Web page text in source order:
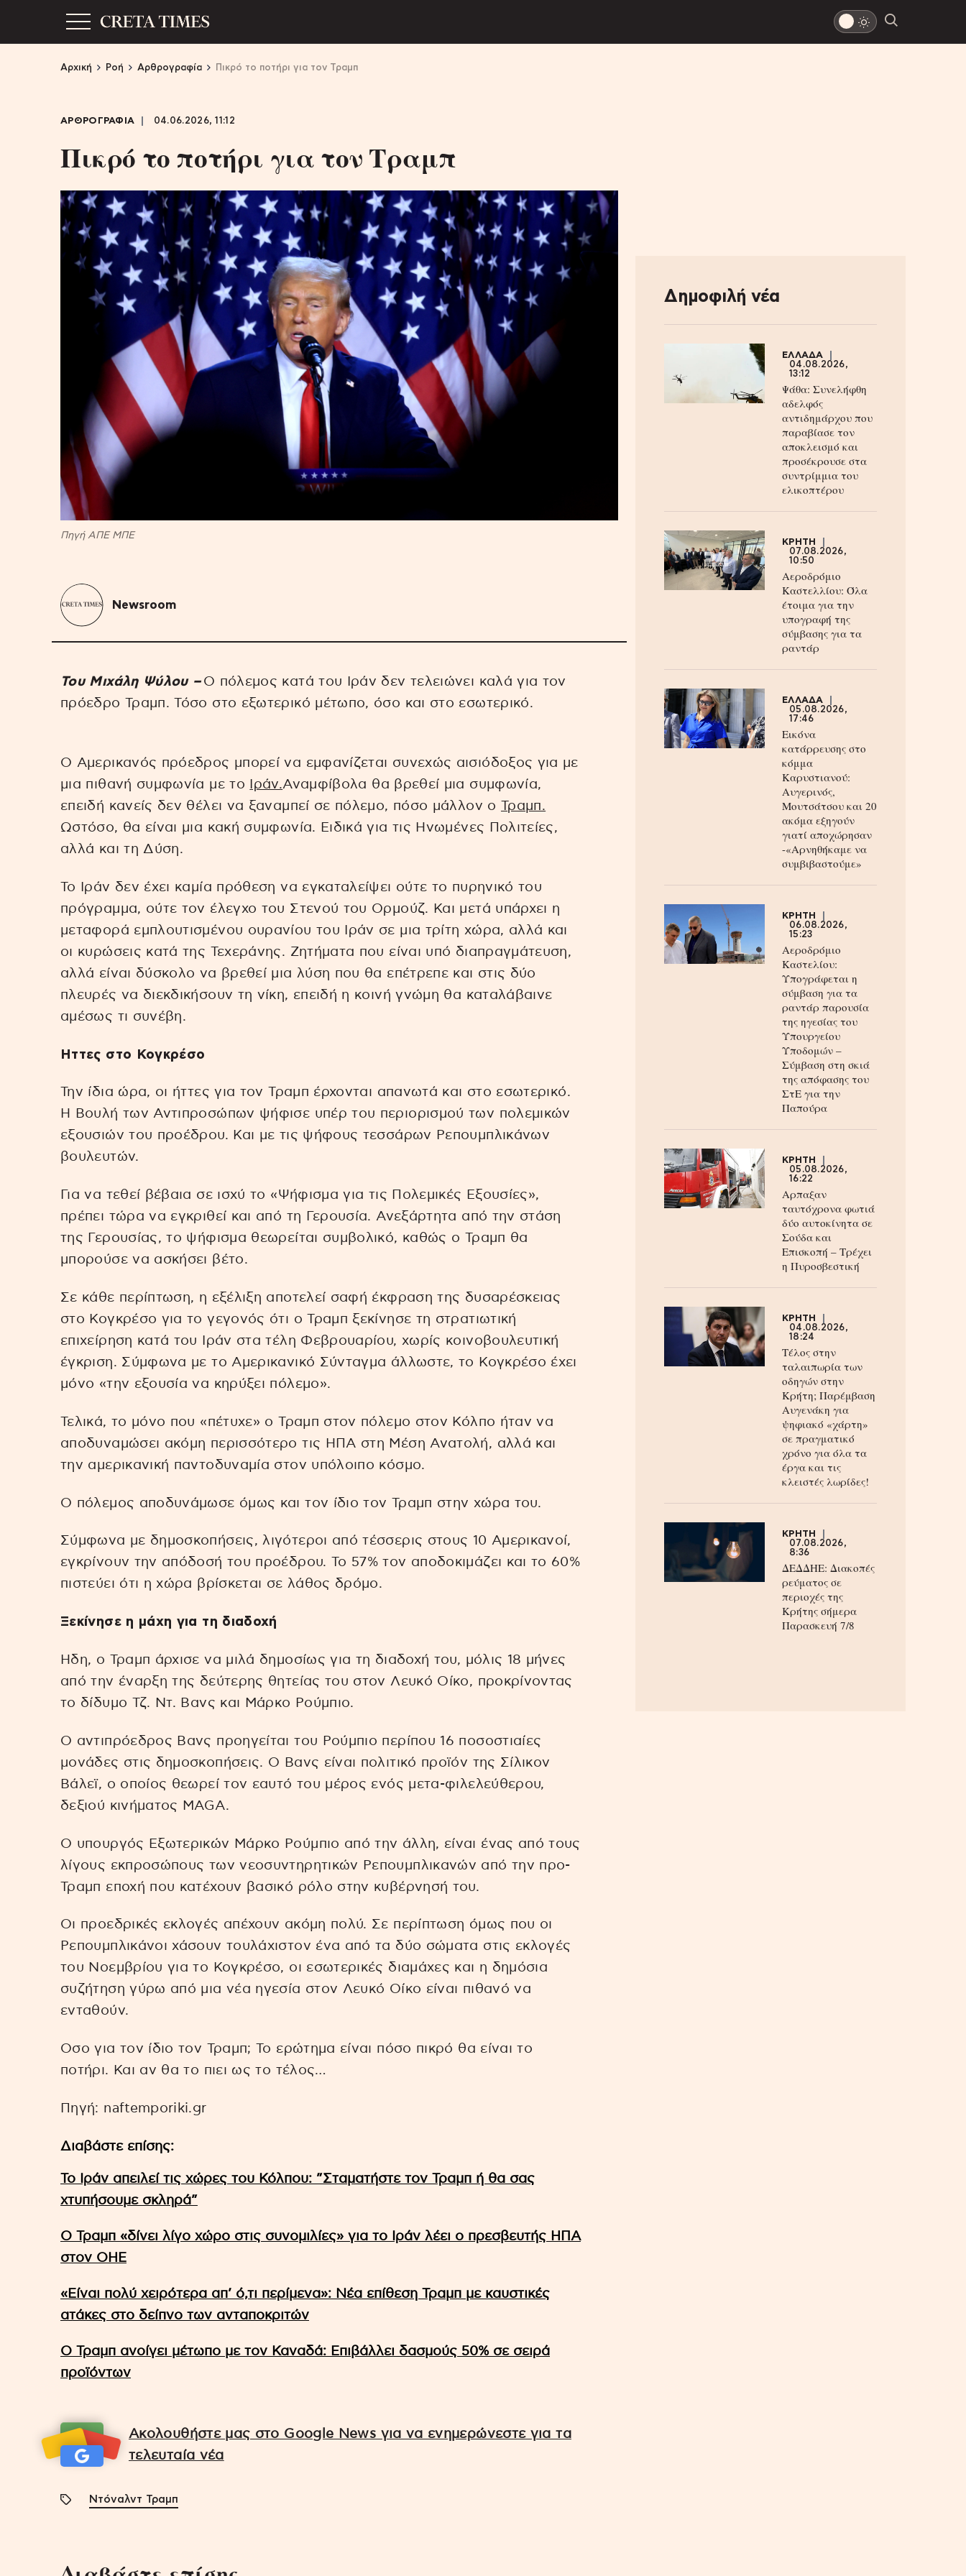
Αρχική Ροή Αρθρογραφία Πικρό το ποτήρι για τον Τραμπ
ΑΡΘΡΟΓΡΑΦΙΑ 04.06.2026, 11:12
Πικρό το ποτήρι για τον Τραμπ
Πηγή ΑΠΕ ΜΠΕ
Newsroom
Toυ Μιχάλη Ψύλου –Ο πόλεμος κατά του Ιράν δεν τελειώνει καλά για τον
πρόεδρο Τραμπ. Τόσο στο εξωτερικό μέτωπο, όσο και στο εσωτερικό.
Ο Αμερικανός πρόεδρος μπορεί να εμφανίζεται συνεχώς αισιόδοξος για με
μια πιθανή συμφωνία με το
Ιράν.Αναμφίβολα θα βρεθεί μια συμφωνία,
επειδή κανείς δεν θέλει να ξαναμπεί σε πόλεμο, πόσο μάλλον ο Τραμπ.
Ωστόσο, θα είναι μια κακή συμφωνία. Ειδικά για τις Ηνωμένες Πολιτείες,
αλλά και τη Δύση.
Το Ιράν δεν έχει καμία πρόθεση να εγκαταλείψει ούτε το πυρηνικό του
πρόγραμμα, ούτε τον έλεγχο του Στενού του Ορμούζ. Και μετά υπάρχει η
μεταφορά εμπλουτισμένου ουρανίου του Ιράν σε μια τρίτη χώρα, αλλά και
οι κυρώσεις κατά της Τεχεράνης. Ζητήματα που είναι υπό διαπραγμάτευση,
αλλά είναι δύσκολο να βρεθεί μια λύση που θα επέτρεπε και στις δύο
πλευρές να διεκδικήσουν τη νίκη, επειδή η κοινή γνώμη θα καταλάβαινε
αμέσως τι συνέβη.
Ηττες στο Κογκρέσο
Την ίδια ώρα, οι ήττες για τον Τραμπ έρχονται απανωτά και στο εσωτερικό.
Η Βουλή των Αντιπροσώπων ψήφισε υπέρ του περιορισμού των πολεμικών
εξουσιών του προέδρου. Και με τις ψήφους τεσσάρων Ρεπουμπλικάνων
βουλευτών.
Για να τεθεί βέβαια σε ισχύ το «Ψήφισμα για τις Πολεμικές Εξουσίες»,
πρέπει τώρα να εγκριθεί και από τη Γερουσία. Ανεξάρτητα από την στάση
της Γερουσίας, το ψήφισμα θεωρείται συμβολικό, καθώς ο Τραμπ θα
μπορούσε να ασκήσει βέτο.
Σε κάθε περίπτωση, η εξέλιξη αποτελεί σαφή έκφραση της δυσαρέσκειας
στο Κογκρέσο για το γεγονός ότι ο Τραμπ ξεκίνησε τη στρατιωτική
επιχείρηση κατά του Ιράν στα τέλη Φεβρουαρίου, χωρίς κοινοβουλευτική
έγκριση. Σύμφωνα με το Αμερικανικό Σύνταγμα άλλωστε, το Κογκρέσο έχει
μόνο «την εξουσία να κηρύξει πόλεμο».
Τελικά, το μόνο που «πέτυχε» ο Τραμπ στον πόλεμο στον Κόλπο ήταν να
αποδυναμώσει ακόμη περισσότερο τις ΗΠΑ στη Μέση Ανατολή, αλλά και
την αμερικανική παντοδυναμία στον υπόλοιπο κόσμο.
Ο πόλεμος αποδυνάμωσε όμως και τον ίδιο τον Τραμπ στην χώρα του.
Σύμφωνα με δημοσκοπήσεις, λιγότεροι από τέσσερις στους 10 Αμερικανοί,
εγκρίνουν την απόδοσή του προέδρου. Το 57% τον αποδοκιμάζει και το 60%
πιστεύει ότι η χώρα βρίσκεται σε λάθος δρόμο.
Ξεκίνησε η μάχη για τη διαδοχή
Ηδη, ο Τραμπ άρχισε να μιλά δημοσίως για τη διαδοχή του, μόλις 18 μήνες
από την έναρξη της δεύτερης θητείας του στον Λευκό Οίκο, προκρίνοντας
το δίδυμο Τζ. Ντ. Βανς και Μάρκο Ρούμπιο.
Ο αντιπρόεδρος Βανς προηγείται του Ρούμπιο περίπου 16 ποσοστιαίες
μονάδες στις δημοσκοπήσεις. Ο Βανς είναι πολιτικό προϊόν της Σίλικον
Βάλεϊ, ο οποίος θεωρεί τον εαυτό του μέρος ενός μετα-φιλελεύθερου,
δεξιού κινήματος MAGA.
Ο υπουργός Εξωτερικών Μάρκο Ρούμπιο από την άλλη, είναι ένας από τους
λίγους εκπροσώπους των νεοσυντηρητικών Ρεπουμπλικανών από την προ-
Τραμπ εποχή που κατέχουν βασικό ρόλο στην κυβέρνησή του.
Οι προεδρικές εκλογές απέχουν ακόμη πολύ. Σε περίπτωση όμως που οι
Ρεπουμπλικάνοι χάσουν τουλάχιστον ένα από τα δύο σώματα στις εκλογές
του Νοεμβρίου για το Κογκρέσο, οι εσωτερικές διαμάχες και η δημόσια
συζήτηση γύρω από μια νέα ηγεσία στον Λευκό Οίκο είναι πιθανό να
ενταθούν.
Οσο για τον ίδιο τον Τραμπ; Το ερώτημα είναι πόσο πικρό θα είναι το
ποτήρι. Και αν θα το πιει ως το τέλος…
Πηγή: naftemporiki.gr
Διαβάστε επίσης:
Το Ιράν απειλεί τις χώρες του Κόλπου: ”Σταματήστε τον Τραμπ ή θα σας
χτυπήσουμε σκληρά”
Ο Τραμπ «δίνει λίγο χώρο στις συνομιλίες» για το Ιράν λέει ο πρεσβευτής ΗΠΑ
στον ΟΗΕ
«Είναι πολύ χειρότερα απ’ ό,τι περίμενα»: Νέα επίθεση Τραμπ με καυστικές
ατάκες στο δείπνο των ανταποκριτών
Ο Τραμπ ανοίγει μέτωπο με τον Καναδά: Επιβάλλει δασμούς 50% σε σειρά
προϊόντων
Ακολουθήστε μας στο Google News για να ενημερώνεστε για τα
τελευταία νέα
Ντόναλντ Τραμπ
Δημοφιλή νέα
ΕΛΛΑΔΑ
04.08.2026,
13:12
Ψάθα: Συνελήφθη
αδελφός
αντιδημάρχου που
παραβίασε τον
αποκλεισμό και
προσέκρουσε στα
συντρίμμια του
ελικοπτέρου
ΚΡΗΤΗ
07.08.2026,
10:50
Αεροδρόμιο
Καστελλίου: Όλα
έτοιμα για την
υπογραφή της
σύμβασης για τα
ραντάρ
ΕΛΛΑΔΑ
05.08.2026,
17:46
Εικόνα
κατάρρευσης στο
κόμμα
Καρυστιανού:
Αυγερινός,
Μουτσάτσου και 20
ακόμα εξηγούν
γιατί αποχώρησαν
-«Αρνηθήκαμε να
συμβιβαστούμε»
ΚΡΗΤΗ
06.08.2026,
15:23
Αεροδρόμιο
Καστελίου:
Υπογράφεται η
σύμβαση για τα
ραντάρ παρουσία
της ηγεσίας του
Υπουργείου
Υποδομών –
Σύμβαση στη σκιά
της απόφασης του
ΣτΕ για την
Παπούρα
ΚΡΗΤΗ
05.08.2026,
16:22
Αρπαξαν
ταυτόχρονα φωτιά
δύο αυτοκίνητα σε
Σούδα και
Επισκοπή – Τρέχει
η Πυροσβεστική
ΚΡΗΤΗ
04.08.2026,
18:24
Τέλος στην
ταλαιπωρία των
οδηγών στην
Κρήτη; Παρέμβαση
Αυγενάκη για
ψηφιακό «χάρτη»
σε πραγματικό
χρόνο για όλα τα
έργα και τις
κλειστές λωρίδες!
ΚΡΗΤΗ
07.08.2026,
8:36
ΔΕΔΔΗΕ: Διακοπές
ρεύματος σε
περιοχές της
Κρήτης σήμερα
Παρασκευή 7/8